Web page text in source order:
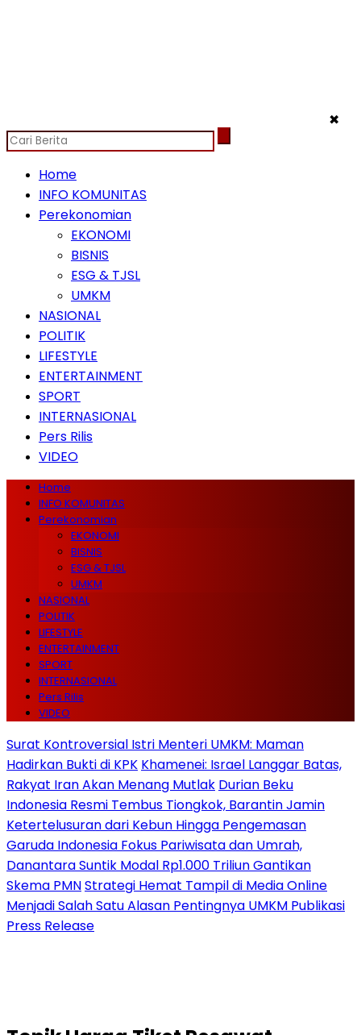
✖
Home
INFO KOMUNITAS
Perekonomian
EKONOMI
BISNIS
ESG & TJSL
UMKM
NASIONAL
POLITIK
LIFESTYLE
ENTERTAINMENT
SPORT
INTERNASIONAL
Pers Rilis
VIDEO
Home
INFO KOMUNITAS
Perekonomian
EKONOMI
BISNIS
ESG & TJSL
UMKM
NASIONAL
POLITIK
LIFESTYLE
ENTERTAINMENT
SPORT
INTERNASIONAL
Pers Rilis
VIDEO
Surat Kontroversial Istri Menteri UMKM: Maman
Hadirkan Bukti di KPK Khamenei: Israel Langgar Batas,
Rakyat Iran Akan Menang Mutlak Durian Beku
Indonesia Resmi Tembus Tiongkok, Barantin Jamin
Ketertelusuran dari Kebun Hingga Pengemasan
Garuda Indonesia Fokus Pariwisata dan Umrah,
Danantara Suntik Modal Rp1.000 Triliun Gantikan
Skema PMNStrategi Hemat Tampil di Media Online
Menjadi Salah Satu Alasan Pentingnya UMKM Publikasi
Press Release